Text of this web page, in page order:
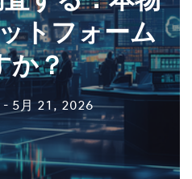
トフォーム
か？
- 5月 21, 2026